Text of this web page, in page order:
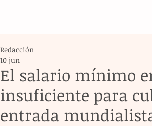
El salario mínimo
insuficiente para
entrada
Redacción
10 jun